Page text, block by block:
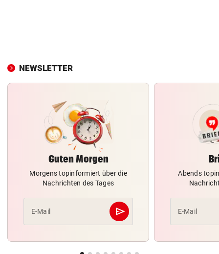
NEWSLETTER
Guten Morgen
Morgens topinformiert über die
Nachrichten des Tages
E-Mail send
Abschicken
Abends
E-Mail